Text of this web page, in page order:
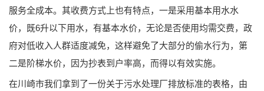
服务全成本。其收费方式上也有特点，一是采用基本用水水
价，既6升以下用水，有基本水价，无论是否使用均需交费，政
府对低收入人群适度减免，这样避免了大部分的偷水行为，第
二是阶梯水价，因为抄表到户率高，而得以有效实施。
在川崎市我们拿到了一份关于污水处理厂排放标准的表格，由